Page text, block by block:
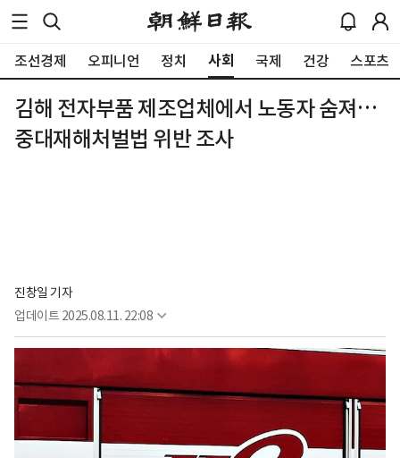
조선경제 오피니언 정치 사회 국제 건강 스포츠
김해 전자부품 제조업체에서 노동자 숨져…
중대재해처벌법 위반 조사
진창일 기자
업데이트 2025.08.11. 22:08